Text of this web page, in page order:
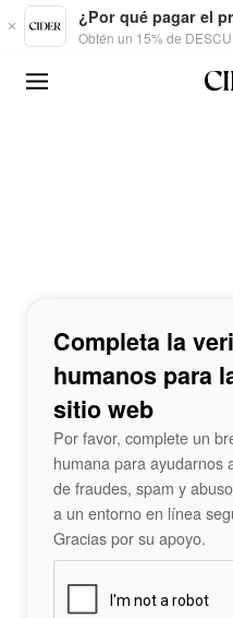
Skip to main content
¿Por qué pagar el
Obtén un 15% de
Completa la
humanos para
sitio web
Por favor, complete un
humana para ayudarnos
de fraudes, spam y
a un entorno en línea
Gracias por su apoyo.